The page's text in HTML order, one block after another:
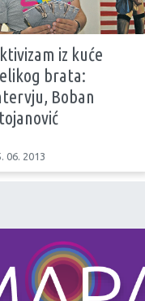
iz kuće
brata:
Boban
06. 2013